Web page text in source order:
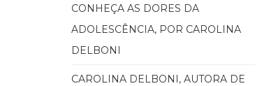
CONHEÇA AS DORES DA
ADOLESCÊNCIA, POR CAROLINA
DELBONI
CAROLINA DELBONI, AUTORA DE